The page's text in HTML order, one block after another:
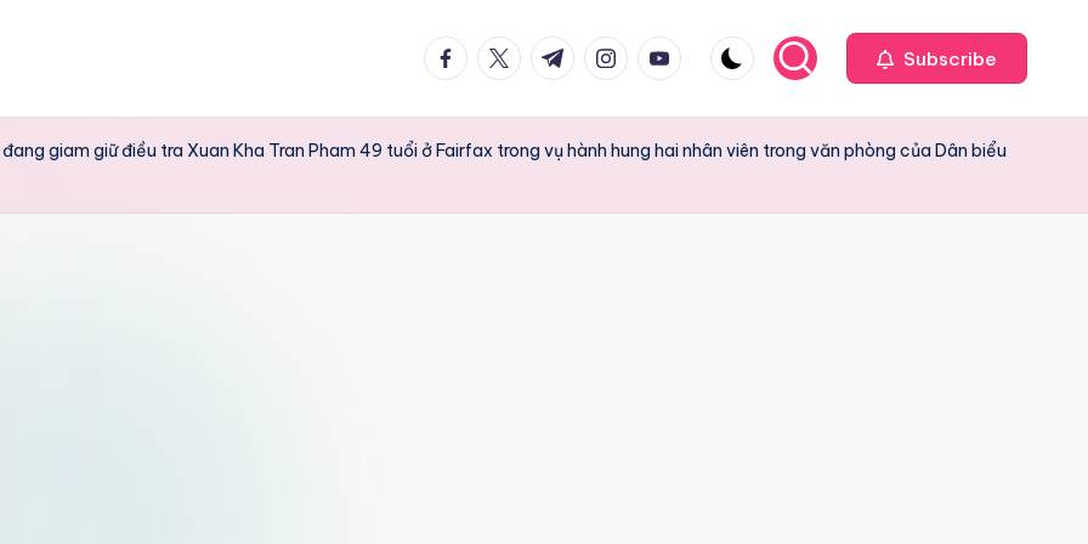
facebook.com
twitter.com
t.me instagram.com
youtube.com Subscribe
giam giữ điều tra Xuan Kha Tran Pham 49 tuổi ở Fairfax trong vụ hành hung hai nhân viên trong văn phòng của Dân biểu